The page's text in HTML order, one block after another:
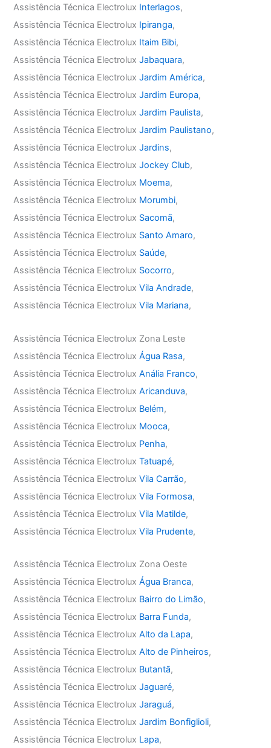
Assistência Técnica Electrolux Interlagos,
Assistência Técnica Electrolux Ipiranga,
Assistência Técnica Electrolux Itaim Bibi,
Assistência Técnica ElectroluxJabaquara,
Assistência Técnica ElectroluxJardim América,
Assistência Técnica ElectroluxJardim Europa,
Assistência Técnica ElectroluxJardim Paulista,
Assistência Técnica ElectroluxJardim Paulistano,
Assistência Técnica ElectroluxJardins,
Assistência Técnica ElectroluxJockey Club,
Assistência Técnica Electrolux Moema,
Assistência Técnica Electrolux Morumbi,
Assistência Técnica Electrolux Sacomã,
Assistência Técnica Electrolux Santo Amaro,
Assistência Técnica Electrolux Saúde,
Assistência Técnica Electrolux Socorro,
Assistência Técnica ElectroluxVila Andrade,
Assistência Técnica ElectroluxVila Mariana,
Assistência Técnica Electrolux Zona Leste
Assistência Técnica ElectroluxÁgua Rasa,
Assistência Técnica ElectroluxAnália Franco,
Assistência Técnica ElectroluxAricanduva,
Assistência Técnica Electrolux Belém,
Assistência Técnica Electrolux Mooca,
Assistência Técnica Electrolux Penha,
Assistência Técnica ElectroluxTatuapé,
Assistência Técnica ElectroluxVila Carrão,
Assistência Técnica ElectroluxVila Formosa,
Assistência Técnica ElectroluxVila Matilde,
Assistência Técnica ElectroluxVila Prudente,
Assistência Técnica Electrolux Zona Oeste
Assistência Técnica ElectroluxÁgua Branca,
Assistência Técnica Electrolux Bairro do Limão,
Assistência Técnica Electrolux Barra Funda,
Assistência Técnica ElectroluxAlto da Lapa,
Assistência Técnica ElectroluxAlto de Pinheiros,
Assistência Técnica Electrolux Butantã,
Assistência Técnica ElectroluxJaguaré,
Assistência Técnica ElectroluxJaraguá,
Assistência Técnica ElectroluxJardim Bonfiglioli,
Assistência Técnica Electrolux Lapa,